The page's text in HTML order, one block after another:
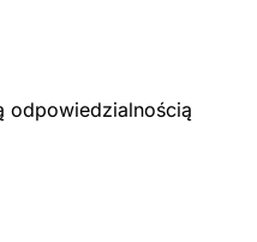
odpowiedzialnością